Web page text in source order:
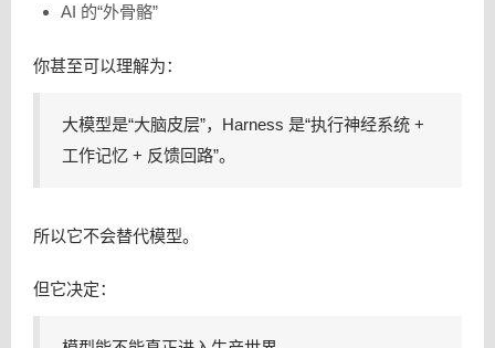
AI 的“外骨骼”
你甚至可以理解为：
大模型是“大脑皮层”，Harness 是“执行神经系统 +
工作记忆 + 反馈回路”。
所以它不会替代模型。
但它决定：